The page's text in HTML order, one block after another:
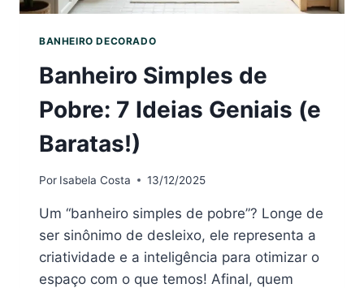
BANHEIRO DECORADO
Banheiro Simples de
Pobre: 7 Ideias Geniais (e
Baratas!)
Por Isabela Costa 13/12/2025
Um “banheiro simples de pobre”? Longe de
ser sinônimo de desleixo, ele representa a
criatividade e a inteligência para otimizar o
espaço com o que temos! Afinal, quem